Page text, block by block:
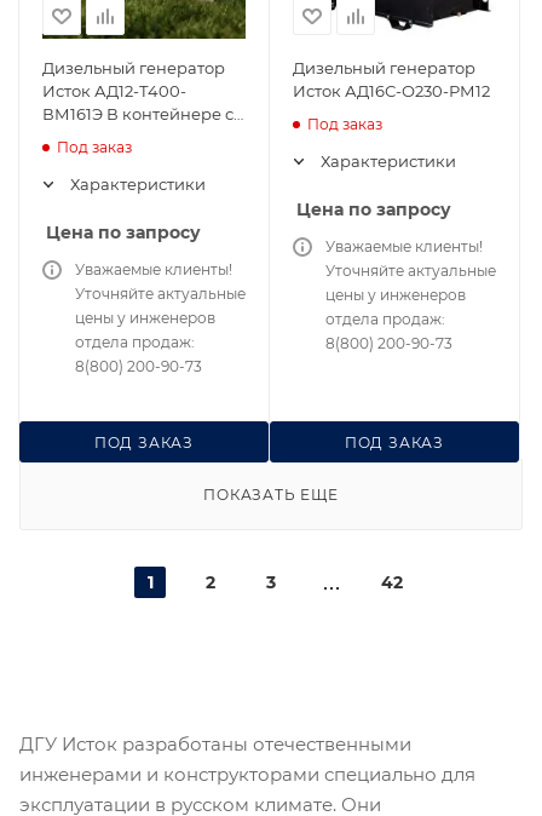
Дизельный генератор
Исток АД12-Т400-
ВМ161Э В контейнере с
Под заказ
Характеристики
Цена по запросу
ПОД ЗАКАЗ
Уважаемые клиенты!
Уточняйте актуальные
цены у инженеров
отдела продаж:
8(800) 200-90-73
Дизельный генератор
Исток АД16С-О230-РМ12
Под заказ
Характеристики
Цена по запросу
ПОД ЗАКАЗ
Уважаемые клиенты!
Уточняйте актуальные
цены у инженеров
отдела продаж:
8(800) 200-90-73
ПОКАЗАТЬ ЕЩЕ
1 2 3 42
ДГУ Исток разработаны отечественными
инженерами и конструкторами специально для
эксплуатации в русском климате. Они